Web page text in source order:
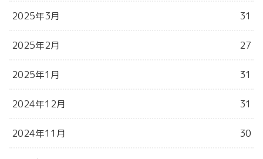
2025年3月 31
2025年2月 27
2025年1月 31
2024年12月 31
2024年11月 30